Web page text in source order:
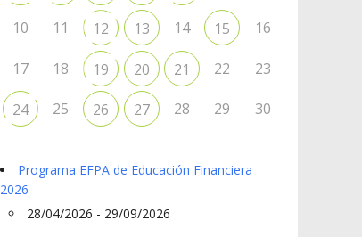
10 11 12 13 14 15 16
17 18 19 20 21 22 23
24 25 26 27 28 29 30
Programa EFPA de Educación Financiera
2026
28/04/2026 - 29/09/2026